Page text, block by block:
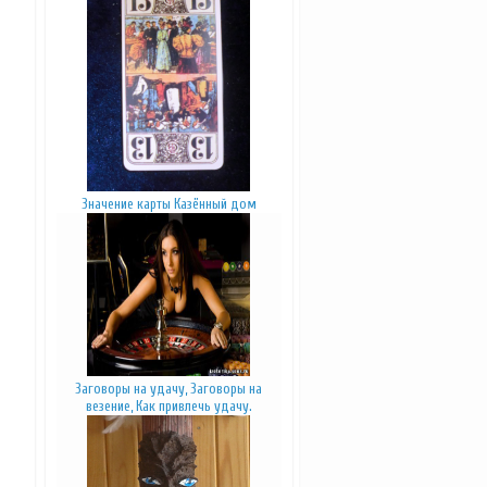
Значение карты Казённый дом
Заговоры на удачу, Заговоры на
везение, Как привлечь удачу.